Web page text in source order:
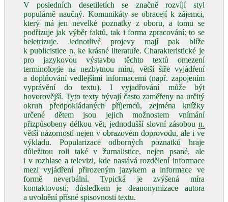
V posledních desetiletích se značně rozvíjí styl
populárně naučný. Komunikáty se obracejí k zájemci,
který má jen nevelké poznatky z oboru, a tomu se
podřizuje jak výběr faktů, tak i forma zpracování: to se
beletrizuje. Jednotlivé projevy mají pak blíže
k publicistice n. ke krásné literatuře. Charakteristické je
pro jazykovou výstavbu těchto textů omezení
terminologie na nezbytnou míru, větší šíře vyjádření
a doplňování vedlejšími informacemi (např. zapojením
vyprávění do textu). I vyjadřování může být
hovorovější. Tyto texty bývají často zaměřeny na určitý
okruh předpokládaných příjemců, zejména knížky
určené dětem jsou jejich možnostem vnímání
přizpůsobeny délkou vět, jednodušší slovní zásobou n.
větší názorností nejen v obrazovém doprovodu, ale i ve
výkladu. Popularizace odborných poznatků hraje
důležitou roli také v žurnalistice, nejen psané, ale
i v rozhlase a televizi, kde nastává rozdělení informace
mezi vyjádření přirozeným jazykem a informace ve
formě neverbální. Typická je zvýšená míra
kontaktovosti; důsledkem je deanonymizace autora
a uvolnění přísné spisovnosti textu.